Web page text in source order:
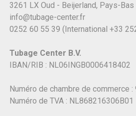
3261 LX Oud - Beijerland, Pays-Bas
info@tubage-center.fr
0252 60 55 39 (International +33
Tubage Center B.V.
IBAN/RIB : NL06INGB0006418402
Numéro de chambre de commerce
Numéro de TVA : NL868216306B01